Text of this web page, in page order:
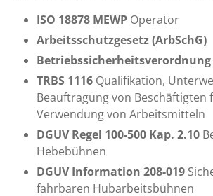
ISO 18878 MEWP Operator
Arbeitsschutzgesetz (ArbSchG)
Betriebssicherheitsverordnung
TRBS 1116 Qualifikation,
Beauftragung von Beschäftigten
Verwendung von Arbeitsmitteln
DGUV Regel 100-500 Kap. 2.10
Hebebühnen
DGUV Information 208-019
fahrbaren Hubarbeitsbühnen